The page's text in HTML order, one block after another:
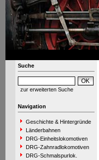
Suche
zur erweiterten Suche
Navigation
Geschichte & Hintergründe
Länderbahnen
DRG-Einheitslokomotiven
DRG-Zahnradlokomotiven
DRG-Schmalspurlok.